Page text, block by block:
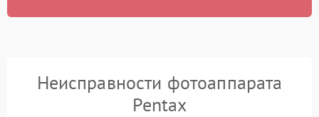
Неисправности фотоаппарата
Pentax